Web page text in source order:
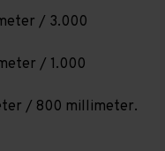
/ 3.000
/ 1.000
/ 800 millimeter.